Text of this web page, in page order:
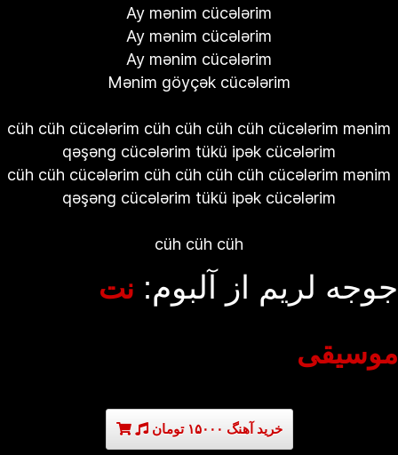
Ay mənim cücələrim
Ay mənim cücələrim
Ay mənim cücələrim
Mənim göyçək cücələrim
cüh cüh cücələrim cüh cüh cüh cüh cücələrim mənim
qəşəng cücələrim tükü ipək cücələrim
cüh cüh cücələrim cüh cüh cüh cüh cücələrim mənim
qəşəng cücələrim tükü ipək cücələrim
cüh cüh cüh
جوجه لریم از آلبوم: نت
موسیقی
خرید آهنگ ۱۵۰۰۰ تومان